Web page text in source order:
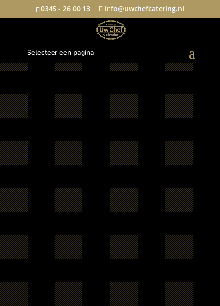
0345 - 26 00 13 info@uwchefcatering.nl
Selecteer een pagina